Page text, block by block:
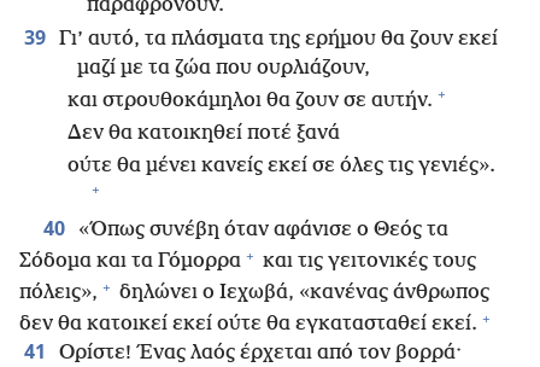
παραφρονούν.
39 Γι’ αυτό, τα πλάσματα της ερήμου θα ζουν εκεί
μαζί με τα ζώα που ουρλιάζουν,
και στρουθοκάμηλοι θα ζουν σε αυτήν. +
Δεν θα κατοικηθεί ποτέ ξανά
ούτε θα μένει κανείς εκεί σε όλες τις γενιές».
+
40
«Όπως συνέβη όταν αφάνισε ο Θεός τα
Σόδομα και τα Γόμορρα + και τις γειτονικές τους
πόλεις», + δηλώνει ο Ιεχωβά, «κανένας άνθρωπος
δεν θα κατοικεί εκεί ούτε θα εγκατασταθεί εκεί. +
41
Ορίστε! Ένας λαός έρχεται από τον βορρά·